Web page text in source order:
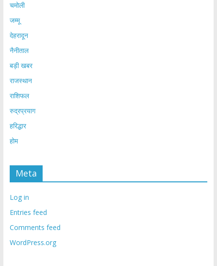
चमोली
जम्मू
देहरादून
नैनीताल
बड़ी खबर
राजस्थान
राशिफल
रुद्रप्रयाग
हरिद्धार
होम
Meta
Log in
Entries feed
Comments feed
WordPress.org